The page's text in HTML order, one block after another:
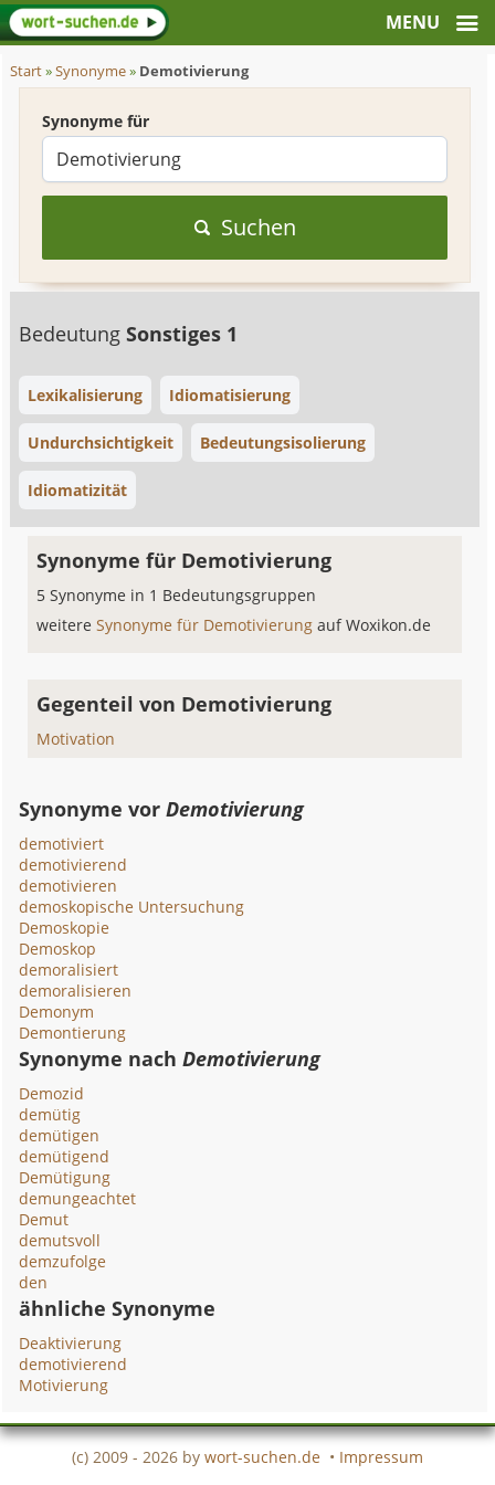
Start»Synonyme» Demotivierung
Synonyme für
Suchen
BedeutungSonstiges 1
Lexikalisierung Idiomatisierung
Undurchsichtigkeit Bedeutungsisolierung
Idiomatizität
Synonyme für Demotivierung
5 Synonyme in 1 Bedeutungsgruppen
weitereSynonyme für Demotivierungauf Woxikon.de
Gegenteil von Demotivierung
Motivation
Synonyme vorDemotivierung
demotiviert
demotivierend
demotivieren
demoskopische Untersuchung
Demoskopie
Demoskop
demoralisiert
demoralisieren
Demonym
Demontierung
Synonyme nachDemotivierung
Demozid
demütig
demütigen
demütigend
Demütigung
demungeachtet
Demut
demutsvoll
demzufolge
den
ähnliche Synonyme
Deaktivierung
demotivierend
Motivierung
(c) 2009 - 2026 by wort-suchen.de • Impressum